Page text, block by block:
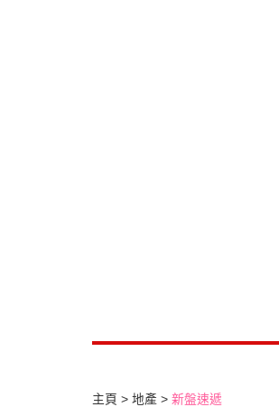
主頁 地產 新盤速遞